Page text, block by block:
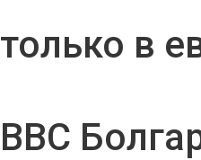
только в
ВВС